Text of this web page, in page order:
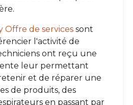
Offre de services sont
l'activité de
ont reçu une
leur permettant
et de réparer une
de produits, des
en passant par